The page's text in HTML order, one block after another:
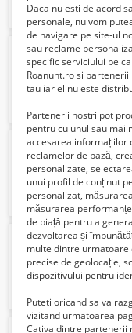
Daca nu esti de acord
personale, nu vom
de navigare pe site-ul
sau reclame
specific serviciului pe
Roanunt.ro si
tau iar el nu este
Partenerii nostri pot
pentru cu unul sau mai
accesarea informațiilor
reclamelor de bază,
personalizate,
unui profil de conținut
personalizat,
măsurarea
de piață pentru a
dezvoltarea și
multe dintre
precise de geolocație,
dispozitivului pentru
Puteti oricand sa va
vizitand urmatoarea
Cativa dintre partenerii